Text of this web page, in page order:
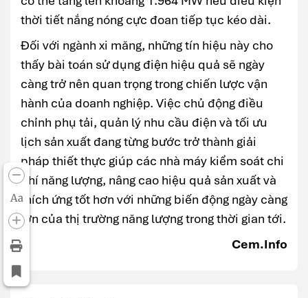
Aa
thời tiết nắng nóng cực đoan tiếp tục kéo dài.
Đối với ngành xi măng, những tín hiệu này cho
thấy bài toán sử dụng điện hiệu quả sẽ ngày
càng trở nên quan trọng trong chiến lược vận
hành của doanh nghiệp. Việc chủ động điều
chỉnh phụ tải, quản lý nhu cầu điện và tối ưu
lịch sản xuất đang từng bước trở thành giải
pháp thiết thực giúp các nhà máy kiểm soát chi
phí năng lượng, nâng cao hiệu quả sản xuất và
thích ứng tốt hơn với những biến động ngày càng
lớn của thị trường năng lượng trong thời gian tới.
Cem.Info